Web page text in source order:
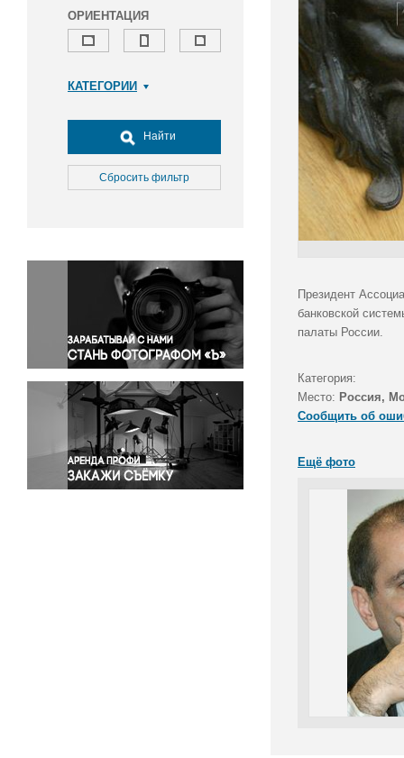
ОРИЕНТАЦИЯ
КАТЕГОРИИ
Досуг, туризм и отдых
Культура
Медицина
Окружающая среда
Политика
Правосудие
Происшествия и конфликты
Религия
Светская жизнь
Спорт
Экология
Экономика и бизнес
Найти
Сбросить фильтр
Президент
банковской
палаты России.
Категория:
Место: Россия,
Сообщить об
Ещё фото